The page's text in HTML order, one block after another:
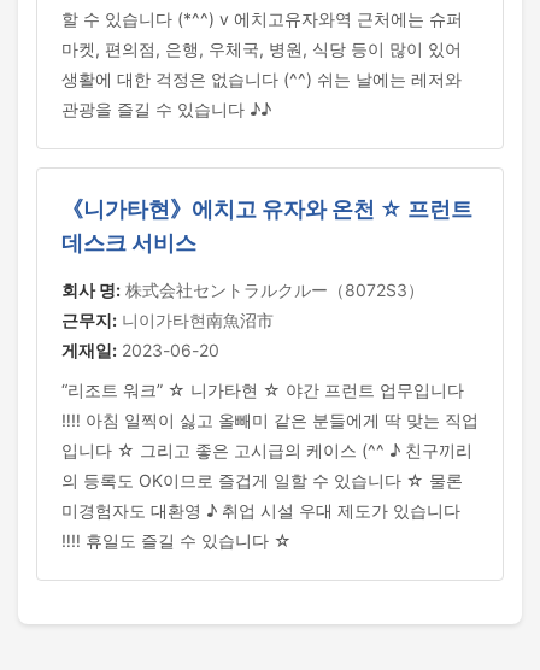
할 수 있습니다 (*^^) v 에치고유자와역 근처에는 슈퍼
마켓, 편의점, 은행, 우체국, 병원, 식당 등이 많이 있어
생활에 대한 걱정은 없습니다 (^^) 쉬는 날에는 레저와
관광을 즐길 수 있습니다 ♪♪
《니가타현》에치고 유자와 온천 ☆ 프런트
데스크 서비스
회사 명: 株式会社セントラルクルー（8072S3）
근무지: 니이가타현南魚沼市
게재일: 2023-06-20
“리조트 워크” ☆ 니가타현 ☆ 야간 프런트 업무입니다
‼‼ 아침 일찍이 싫고 올빼미 같은 분들에게 딱 맞는 직업
입니다 ☆ 그리고 좋은 고시급의 케이스 (^^ ♪ 친구끼리
의 등록도 OK이므로 즐겁게 일할 수 있습니다 ☆ 물론
미경험자도 대환영 ♪ 취업 시설 우대 제도가 있습니다
‼‼ 휴일도 즐길 수 있습니다 ☆